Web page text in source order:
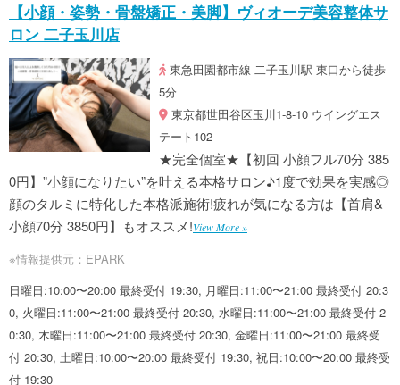
【小顔・姿勢・骨盤矯正・美脚】ヴィオーデ美容整体サ
ロン 二子玉川店
東急田園都市線 二子玉川駅 東口から徒歩
5分
東京都世田谷区玉川1-8-10 ウイングエス
テート102
★完全個室★【初回 小顔フル70分 385
0円】”小顔になりたい”を叶える本格サロン♪1度で効果を実感◎
顔のタルミに特化した本格派施術!疲れが気になる方は【首肩&
小顔70分 3850円】もオススメ!View More »
※情報提供元：EPARK
日曜日:10:00〜20:00 最終受付 19:30, 月曜日:11:00〜21:00 最終受付 20:3
0, 火曜日:11:00〜21:00 最終受付 20:30, 水曜日:11:00〜21:00 最終受付 2
0:30, 木曜日:11:00〜21:00 最終受付 20:30, 金曜日:11:00〜21:00 最終受
付 20:30, 土曜日:10:00〜20:00 最終受付 19:30, 祝日:10:00〜20:00 最終受
付 19:30